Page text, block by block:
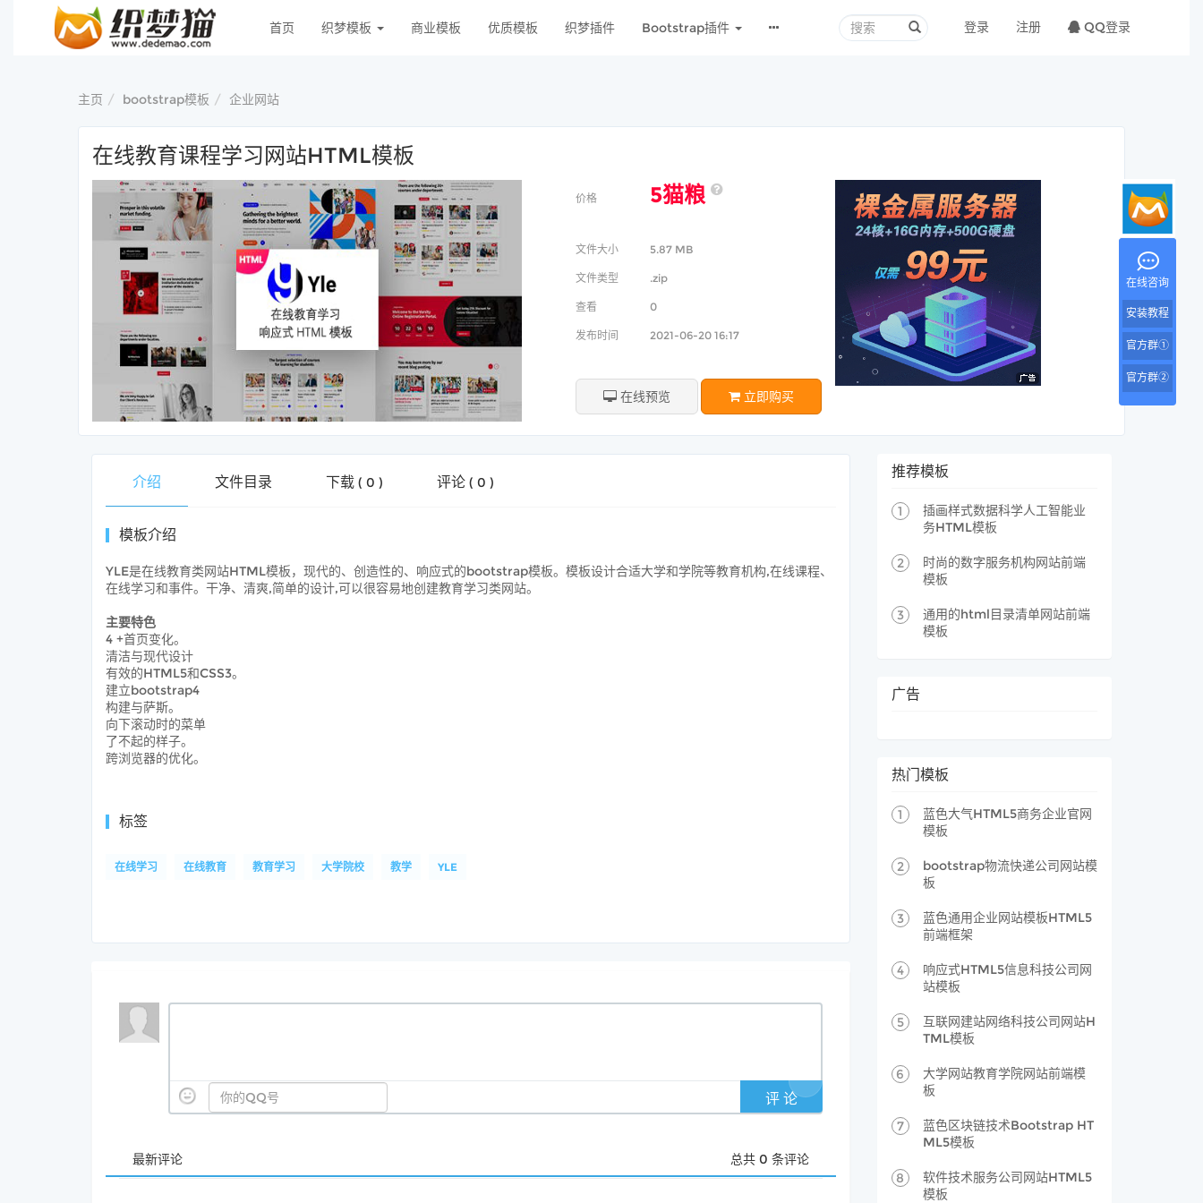
首页 织梦模板 商业模板 优质模板 织梦插件 Bootstrap插件 登录 注册 QQ登录
主页 bootstrap模板 企业网站
在线教育课程学习网站HTML模板
价格 5猫粮
文件大小 5.87 MB
文件类型 .zip
查看 0
发布时间 2021-06-20 16:17
在线预览 立即购买
介绍 文件目录 下载 ( 0 ) 评论 ( 0 )
模板介绍
YLE是在线教育类网站HTML模板，现代的、创造性的、响应式的bootstrap模板。模板设计合适大学和学院等教育机构,在线课程、
在线学习和事件。干净、清爽,简单的设计,可以很容易地创建教育学习类网站。
主要特色
4 +首页变化。
清洁与现代设计
有效的HTML5和CSS3。
建立bootstrap4
构建与萨斯。
向下滚动时的菜单
了不起的样子。
跨浏览器的优化。
标签
在线学习 在线教育 教育学习 大学院校 教学 YLE
最新评论 总共 0 条评论
推荐模板
1
插画样式数据科学人工智能业
务HTML模板
2
时尚的数字服务机构网站前端
模板
3
通用的html目录清单网站前端
模板
广告
热门模板
1
蓝色大气HTML5商务企业官网
模板
2
bootstrap物流快递公司网站模
板
3
蓝色通用企业网站模板HTML5
前端框架
4
响应式HTML5信息科技公司网
站模板
5
互联网建站网络科技公司网站H
TML模板
6
大学网站教育学院网站前端模
板
7
蓝色区块链技术Bootstrap HT
ML5模板
8
软件技术服务公司网站HTML5
模板
在线咨询
安装教程
官方群①
官方群②